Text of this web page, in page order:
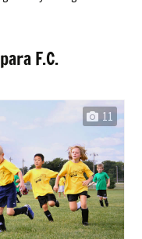
F.C.
11